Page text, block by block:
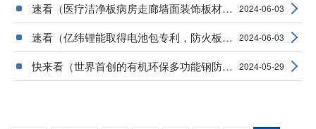
速看（医疗洁净板病房走廊墙面装饰板材防火板 2024-06-03
速看（亿纬锂能取得电池包专利，防火板能够对 2024-06-03
快来看（世界首创的有机环保多功能钢防火涂料 2024-05-29